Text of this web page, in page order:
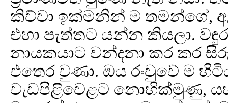
කිව්වා ඉක්මනින් ම තමන්ගේ,
එහා පැත්තට යන්න කියලා.
නායකයාට වන්දනා කර කර
එතෙර වුණා. ඔය රංචුවේ ම
වැඩපිළිවෙළට නොහික්මුණු,